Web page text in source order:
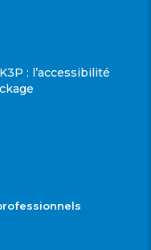
: l’accessibilité